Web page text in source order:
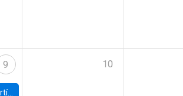
9
UC
10